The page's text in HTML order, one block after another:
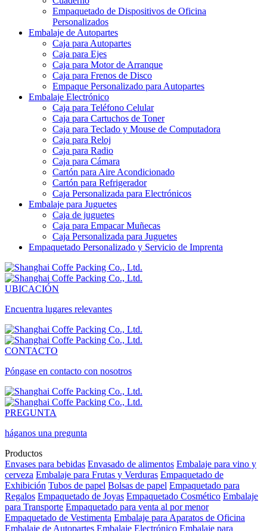
Empaquetado de Dispositivos de Oficina
Personalizados
Embalaje de Autopartes
Caja para Autopartes
Caja para Ejes
Caja para Motor de Arranque
Caja para Frenos de Disco
Empaque Personalizado para Autopartes
Embalaje Electrónico
Caja para Teléfono Celular
Caja para Cartuchos de Toner
Caja para Teclado y Mouse de Computadora
Caja para Reloj
Caja para Radio
Caja para Cámara
Cartón para Aire Acondicionado
Cartón para Refrigerador
Caja Personalizada para Electrónicos
Embalaje para Juguetes
Caja de juguetes
Caja para Empacar Muñecas
Caja Personalizada para Juguetes
Empaquetado Personalizado y Servicio de Imprenta
UBICACIÓN
Encuentra lugares relevantes
CONTACTO
Póngase en contacto con nosotros
PREGUNTA
háganos una pregunta
Productos
Envases para bebidas Envasado de alimentos Embalaje para vino y
cerveza Embalaje para Frutas y Verduras Empaquetado de
Exhibición Tubos de papel Bolsas de papel Empaquetado para
Regalos Empaquetado de Joyas Empaquetado Cosmético Embalaje
para Transporte Empaquetado para venta al por menor
Empaquetado de Vestimenta Embalaje para Aparatos de Oficina
Embalaje de Autopartes Embalaje Electrónico Embalaje para